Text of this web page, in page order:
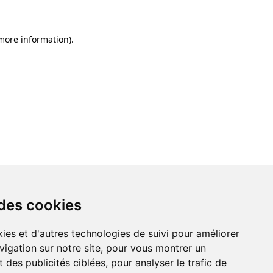
cookies
et d'autres technologies de suivi pour améliorer
sur notre site, pour vous montrer un
des publicités ciblées, pour analyser le trafic de
information).